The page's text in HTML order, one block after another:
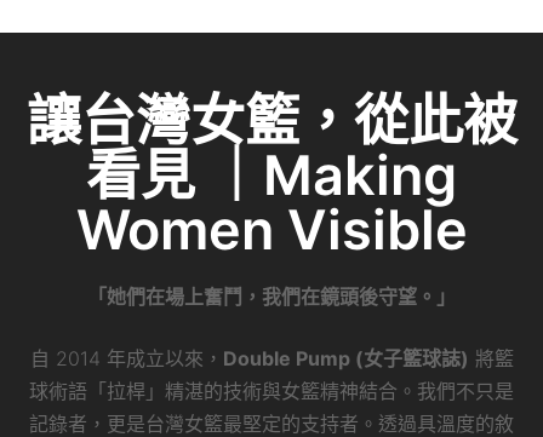
讓台灣女籃，從此被
看見 ｜Making
Women Visible
「她們在場上奮鬥，我們在鏡頭後守望。」
自 2014 年成立以來， Double Pump (女子籃球誌) 將籃
球術語「拉桿」精湛的技術與女籃精神結合。我們不只是
記錄者，更是台灣女籃最堅定的支持者。透過具溫度的敘